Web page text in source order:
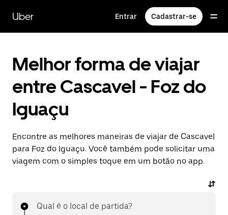
para
conteúdo
Uber Entrar Cadastrar-se
Melhor forma de viajar
entre Cascavel - Foz do
Iguaçu
Encontre as melhores maneiras de viajar de Cascavel
para Foz do Iguaçu. Você também pode solicitar uma
viagem com o simples toque em um botão no app.
Qual é o local de partida?